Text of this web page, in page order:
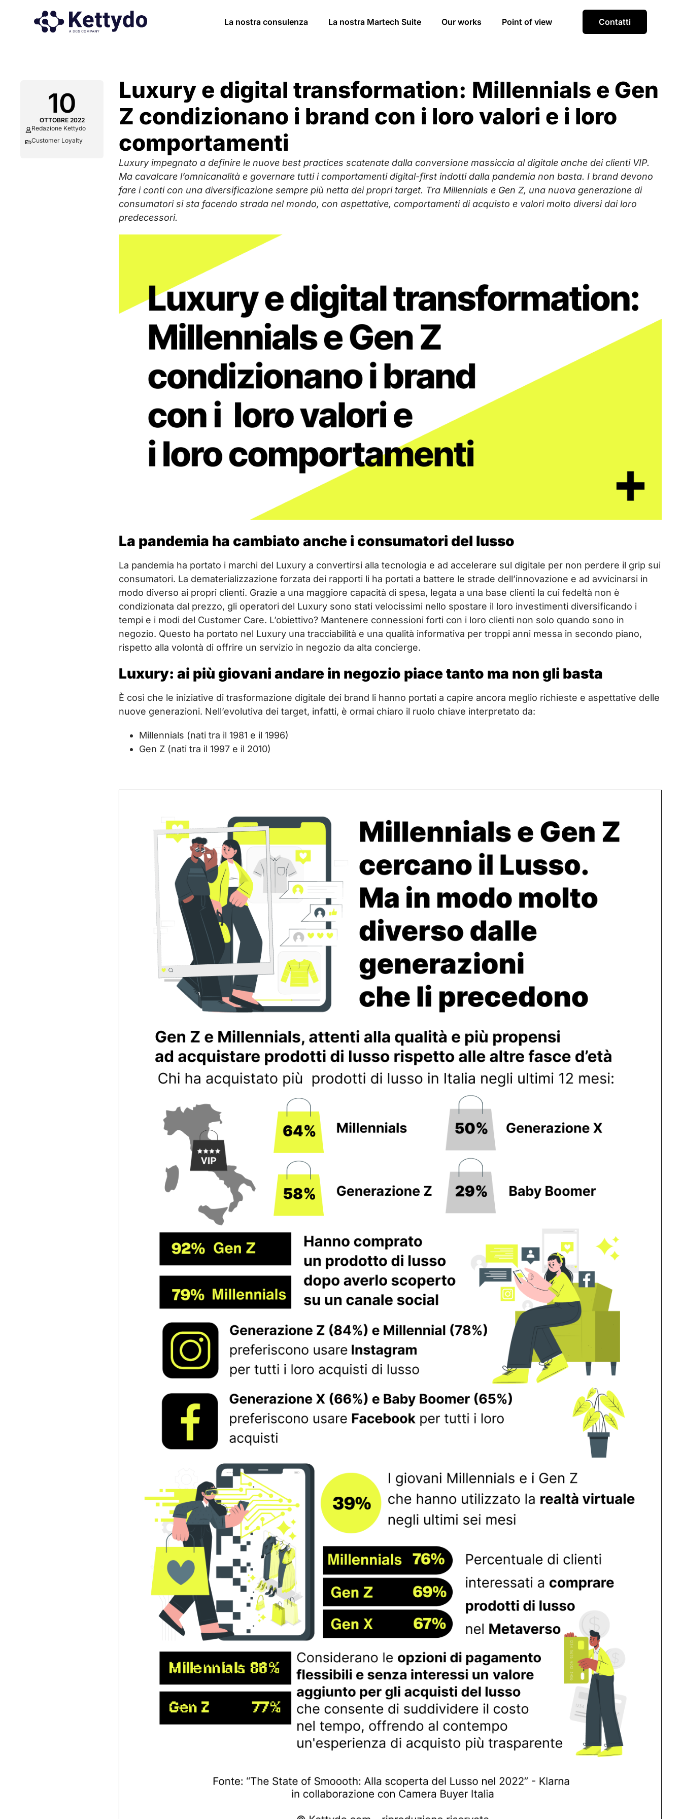
La nostra consulenza La nostra Martech Suite Our works Point of view Contatti
10
OTTOBRE 2022
Redazione Kettydo
Customer Loyalty
Luxury e digital transformation: Millennials e Gen
Z condizionano i brand con i loro valori e i loro
comportamenti
Luxury impegnato a definire le nuove best practices scatenate dalla conversione massiccia al digitale anche dei clienti VIP.
Ma cavalcare l’omnicanalità e governare tutti i comportamenti digital-first indotti dalla pandemia non basta. I brand devono
fare i conti con una diversificazione sempre più netta dei propri target. Tra Millennials e Gen Z, una nuova generazione di
consumatori si sta facendo strada nel mondo, con aspettative, comportamenti di acquisto e valori molto diversi dai loro
predecessori.
La pandemia ha cambiato anche i consumatori del lusso
La pandemia ha portato i marchi del Luxury a convertirsi alla tecnologia e ad accelerare sul digitale per non perdere il grip sui
consumatori. La dematerializzazione forzata dei rapporti li ha portati a battere le strade dell’innovazione e ad avvicinarsi in
modo diverso ai propri clienti. Grazie a una maggiore capacità di spesa, legata a una base clienti la cui fedeltà non è
condizionata dal prezzo, gli operatori del Luxury sono stati velocissimi nello spostare il loro investimenti diversificando i
tempi e i modi del Customer Care. L’obiettivo? Mantenere connessioni forti con i loro clienti non solo quando sono in
negozio. Questo ha portato nel Luxury una tracciabilità e una qualità informativa per troppi anni messa in secondo piano,
rispetto alla volontà di offrire un servizio in negozio da alta concierge.
Luxury: ai più giovani andare in negozio piace tanto ma non gli basta
È così che le ­iniziative di trasformazione digitale dei brand li hanno portati a capire ancora meglio richieste e aspettative delle
nuove generazioni. Nell’evolutiva dei target, infatti, è ormai chiaro il ruolo chiave interpretato da:
Millennials (nati tra il 1981 e il 1996)
Gen Z (nati tra il 1997 e il 2010)